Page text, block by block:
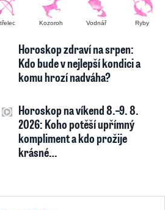
Kozoroh Vodnář Ryby
Horoskop zdraví na srpen:
Kdo bude v nejlepší kondici a
komu hrozí nadváha?
Horoskop na víkend 8.–9. 8.
2026: Koho potěší upřímný
kompliment a kdo prožije
krásné…